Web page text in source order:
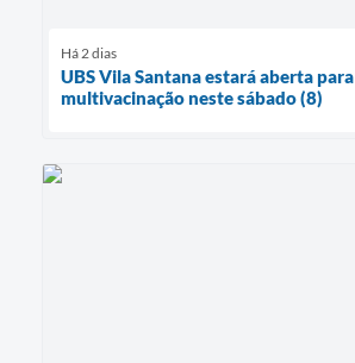
Há 2 dias
UBS Vila Santana estará aberta para
multivacinação neste sábado (8)